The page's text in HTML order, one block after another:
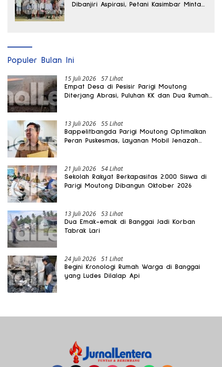
Dibanjiri Aspirasi, Petani Kasimbar Minta
Populer Bulan Ini
15 Juli 2026 57 Lihat
Empat Desa di Pesisir Parigi Moutong
Diterjang Abrasi, Puluhan KK dan Dua Rumah
13 Juli 2026 55 Lihat
Bappelitbangda Parigi Moutong Optimalkan
Peran Puskesmas, Layanan Mobil Jenazah
21 Juli 2026 54 Lihat
Sekolah Rakyat Berkapasitas 2.000 Siswa di
Parigi Moutong Dibangun Oktober 2026
13 Juli 2026 53 Lihat
Dua Emak-emak di Banggai Jadi Korban
Tabrak Lari
24 Juli 2026 51 Lihat
Begini Kronologi Rumah Warga di Banggai
yang Ludes Dilalap Api